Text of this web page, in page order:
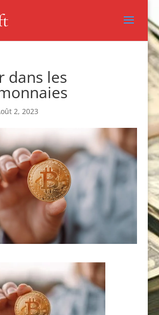
dans les
2, 2023